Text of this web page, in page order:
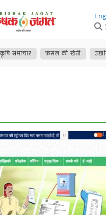
कृषि समाचार फसल की खेती